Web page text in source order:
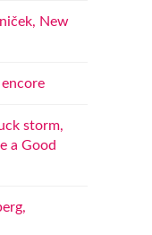
New
storm,
a Good